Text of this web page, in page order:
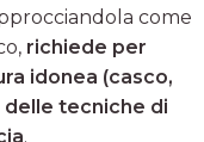
come
richiede per
idonea (casco,
delle tecniche di
.